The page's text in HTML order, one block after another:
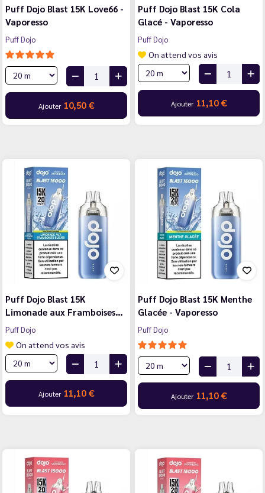
Puff Dojo Blast 15K Love66 -
Vaporesso
Puff Dojo
Ajouter 10,50 €
Puff Dojo Blast 15K Cola
Glacé - Vaporesso
Puff Dojo
On attend vos avis
Ajouter 11,10 €
Puff Dojo Blast 15K
Limonade aux Framboises…
Puff Dojo
On attend vos avis
Ajouter 11,10 €
Puff Dojo Blast 15K Menthe
Glacée - Vaporesso
Puff Dojo
Ajouter 11,10 €